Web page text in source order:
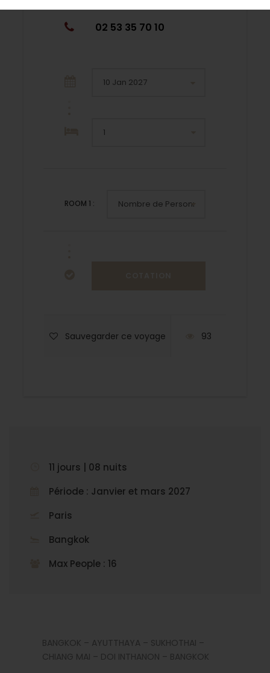
02 53 35 70 10
ROOM 1 :
Sauvegarder ce voyage 93
11 jours | 08 nuits
Période : Janvier et mars 2027
Paris
Bangkok
Max People : 16
BANGKOK – AYUTTHAYA – SUKHOTHAI –
CHIANG MAI – DOI INTHANON – BANGKOK